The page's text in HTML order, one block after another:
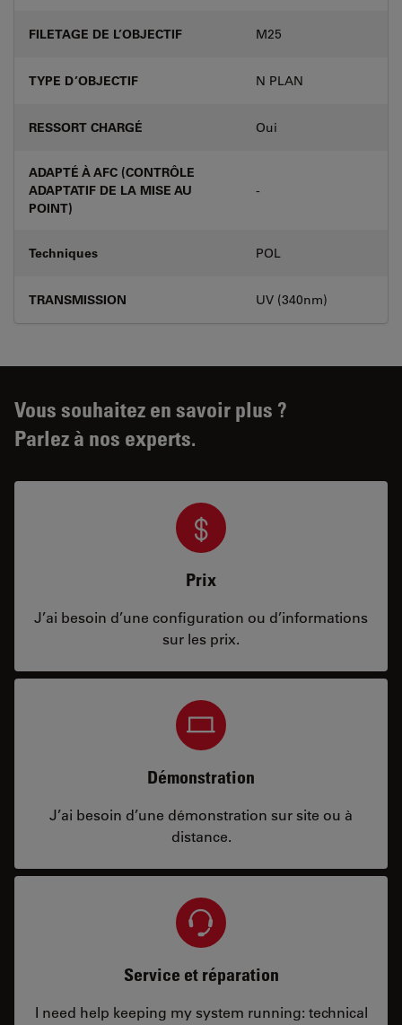
FILETAGE DE L’OBJECTIF M25
TYPE D’OBJECTIF N PLAN
RESSORT CHARGÉ Oui
ADAPTÉ À AFC (CONTRÔLE
ADAPTATIF DE LA MISE AU
POINT)
-
Techniques POL
TRANSMISSION UV (340nm)
Vous souhaitez en savoir plus ?
Parlez à nos experts.
Prix
J’ai besoin d’une configuration ou d’informations
sur les prix.
Démonstration
J’ai besoin d’une démonstration sur site ou à
distance.
Service et réparation
I need help keeping my system running: technical